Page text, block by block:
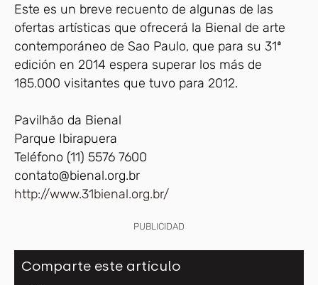
Este es un breve recuento de algunas de las
ofertas artísticas que ofrecerá la Bienal de arte
contemporáneo de Sao Paulo, que para su 31ª
edición en 2014 espera superar los más de
185.000 visitantes que tuvo para 2012.
Pavilhão da Bienal
Parque Ibirapuera
Teléfono (11) 5576 7600
contato@bienal.org.br
http://www.31bienal.org.br/
PUBLICIDAD
Comparte este artículo